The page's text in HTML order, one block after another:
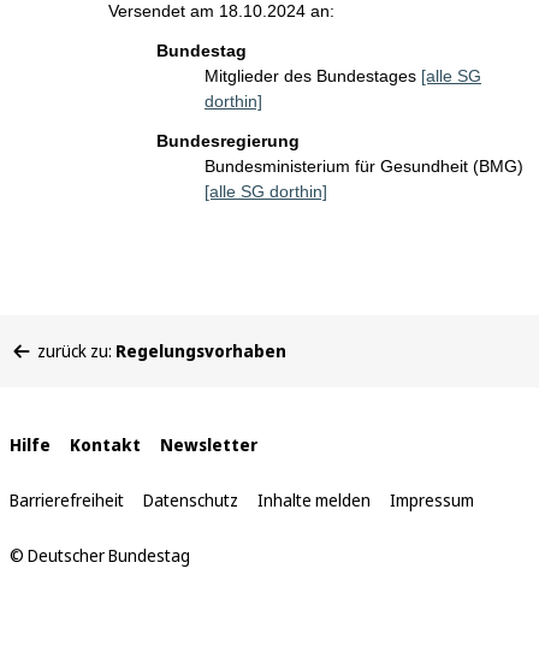
Versendet am 18.10.2024 an:
Bundestag
Mitglieder des Bundestages [alle SG
dorthin]
Bundesregierung
Bundesministerium für Gesundheit (BMG)
[alle SG dorthin]
befinden
zurück zu: Regelungsvorhaben
Interne
Links
Hilfe Kontakt Newsletter
Barrierefreiheit Datenschutz Inhalte melden Impressum
© Deutscher Bundestag